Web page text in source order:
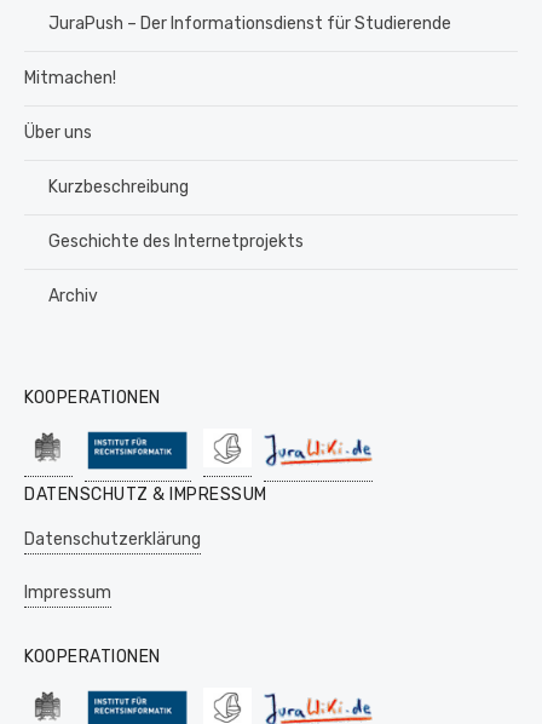
JuraPush – Der Informationsdienst für Studierende
Mitmachen!
Über uns
Kurzbeschreibung
Geschichte des Internetprojekts
Archiv
KOOPERATIONEN
DATENSCHUTZ & IMPRESSUM
Datenschutzerklärung
Impressum
KOOPERATIONEN